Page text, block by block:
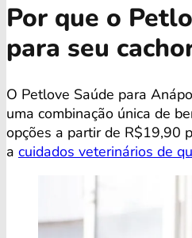
Por que o
para seu
O Petlove Saúde para
uma combinação única de
opções a partir de R$19,90
a cuidados veterinários de